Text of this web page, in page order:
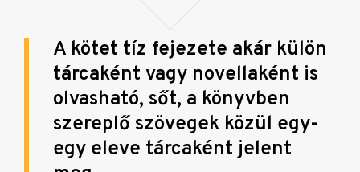
A kötet tíz fejezete akár külön
tárcaként vagy novellaként is
olvasható, sőt, a könyvben
szereplő szövegek közül egy-
egy eleve tárcaként jelent